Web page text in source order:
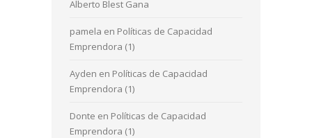
Alberto Blest Gana
pamela en Políticas de Capacidad
Emprendora (1)
Ayden en Políticas de Capacidad
Emprendora (1)
Donte en Políticas de Capacidad
Emprendora (1)